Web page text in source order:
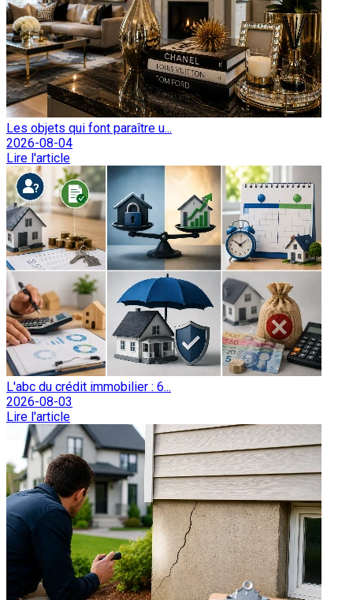
Les objets qui font paraître u...
2026-08-04
Lire l'article
L'abc du crédit immobilier : 6...
2026-08-03
Lire l'article